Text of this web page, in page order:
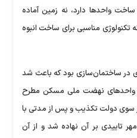
واحد‌ها دارد، نه زمین آماده
تکنولوژی مناسبی برای ساخت انبوه
در ساختمان‌سازی بود که باعث شد
نهضت ملی مسکن مطرح
سوی دولت تکذیب و پس از مدتی با
تاییدی بر آن نهاده شد و از آن